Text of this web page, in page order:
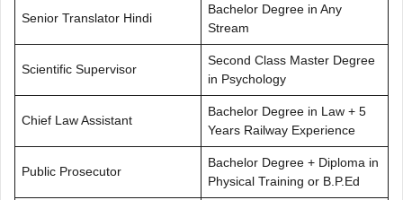
Senior Translator Hindi
Bachelor Degree in Any
Stream
Scientific Supervisor
Second Class Master Degree
in Psychology
Chief Law Assistant
Bachelor Degree in Law + 5
Years Railway Experience
Public Prosecutor
Bachelor Degree + Diploma in
Physical Training or B.P.Ed